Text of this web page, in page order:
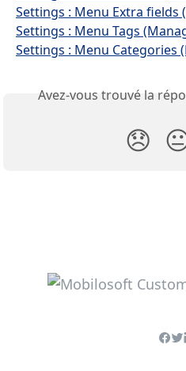
Settings : Menu Extra fields
Settings : Menu Tags
Settings : Menu Categories
Avez-vous trouvé la
😞